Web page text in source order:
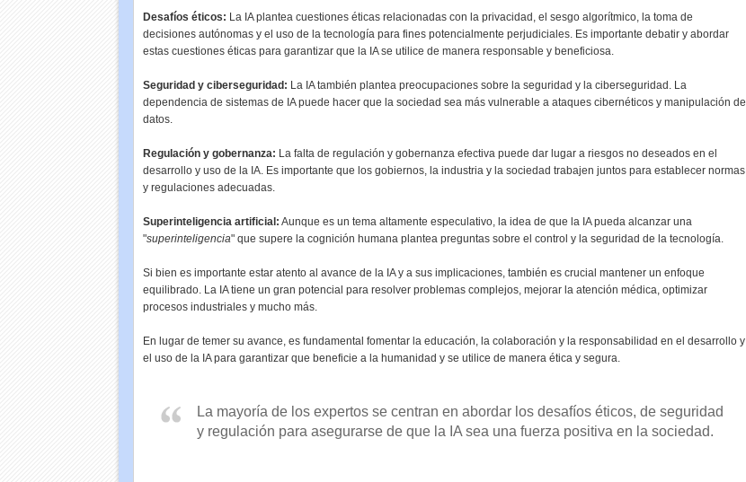
Desafíos éticos: La IA plantea cuestiones éticas relacionadas con la privacidad, el sesgo algorítmico, la toma de
decisiones autónomas y el uso de la tecnología para fines potencialmente perjudiciales. Es importante debatir y abordar
estas cuestiones éticas para garantizar que la IA se utilice de manera responsable y beneficiosa.
Seguridad y ciberseguridad: La IA también plantea preocupaciones sobre la seguridad y la ciberseguridad. La
dependencia de sistemas de IA puede hacer que la sociedad sea más vulnerable a ataques cibernéticos y manipulación de
datos.
Regulación y gobernanza: La falta de regulación y gobernanza efectiva puede dar lugar a riesgos no deseados en el
desarrollo y uso de la IA. Es importante que los gobiernos, la industria y la sociedad trabajen juntos para establecer normas
y regulaciones adecuadas.
Superinteligencia artificial: Aunque es un tema altamente especulativo, la idea de que la IA pueda alcanzar una
"superinteligencia" que supere la cognición humana plantea preguntas sobre el control y la seguridad de la tecnología.
Si bien es importante estar atento al avance de la IA y a sus implicaciones, también es crucial mantener un enfoque
equilibrado. La IA tiene un gran potencial para resolver problemas complejos, mejorar la atención médica, optimizar
procesos industriales y mucho más.
En lugar de temer su avance, es fundamental fomentar la educación, la colaboración y la responsabilidad en el desarrollo y
el uso de la IA para garantizar que beneficie a la humanidad y se utilice de manera ética y segura.
La mayoría de los expertos se centran en abordar los desafíos éticos, de seguridad
y regulación para asegurarse de que la IA sea una fuerza positiva en la sociedad.